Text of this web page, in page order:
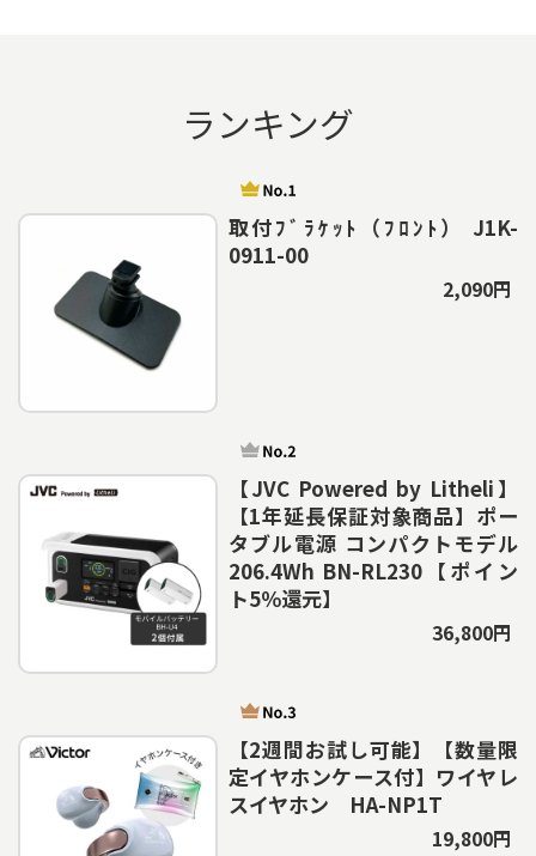
ランキング
取付ﾌﾞﾗｹｯﾄ（ﾌﾛﾝﾄ） J1K-
0911-00
2,090円
【JVC Powered by Litheli】
【1年延長保証対象商品】ポー
タブル電源 コンパクトモデル
206.4Wh BN-RL230【ポイン
ト5％還元】
36,800円
【2週間お試し可能】【数量限
定イヤホンケース付】ワイヤレ
スイヤホン HA-NP1T
19,800円